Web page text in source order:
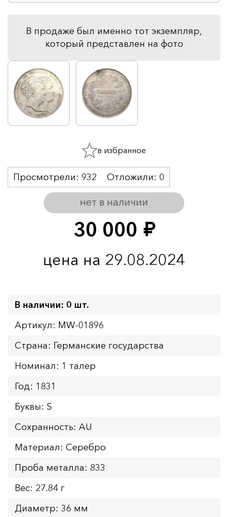
В продаже был именно тот экземпляр,
который представлен на фото
30 000 руб.
цена на 29.08.2024
нет в наличии
Просмотрели: 932 Отложили: 0
в избранное
В наличии: 0 шт.
Артикул: MW-01896
Страна: Германские государства
Номинал: 1 талер
Год: 1831
Буквы: S
Сохранность: AU
Материал: Серебро
Проба металла: 833
Вес: 27.84 г
Диаметр: 36 мм